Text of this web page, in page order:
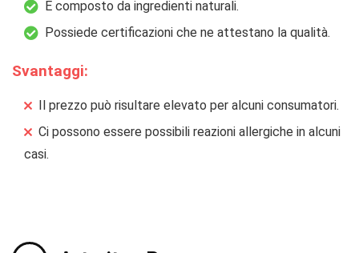
È composto da ingredienti naturali.
Possiede certificazioni che ne attestano la qualità.
Svantaggi:
Il prezzo può risultare elevato per alcuni consumatori.
Ci possono essere possibili reazioni allergiche in alcuni
casi.